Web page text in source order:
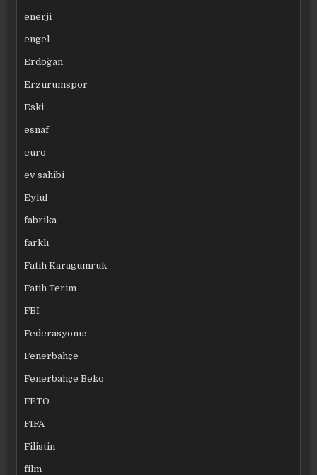
enerji
engel
Erdoğan
Erzurumspor
Eski
esnaf
euro
ev sahibi
Eylül
fabrika
farklı
Fatih Karagümrük
Fatih Terim
FBI
Federasyonu:
Fenerbahçe
Fenerbahçe Beko
FETÖ
FIFA
Filistin
film